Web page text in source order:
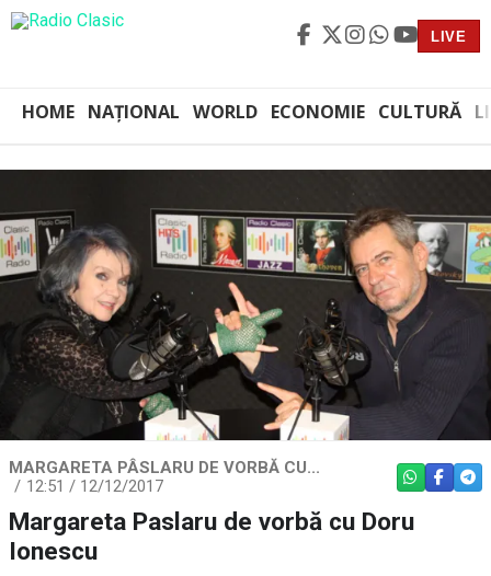
LIVE
HOME NAȚIONAL WORLD ECONOMIE CULTURĂ
MARGARETA PÂSLARU DE VORBĂ CU...
12:51 / 12/12/2017
WHATSAPP
Margareta Paslaru de vorbă cu Doru
Ionescu